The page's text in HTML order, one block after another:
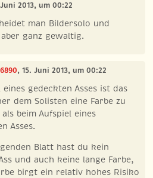
2013, um 00:22
man Bildersolo und
ganz gewaltig.
, 15. Juni 2013, um 00:22
eines gedeckten Asses ist das
dem Solisten eine Farbe zu
beim Aufspiel eines
Asses.
Blatt hast du kein
und auch keine lange Farbe,
birgt ein relativ hohes Risiko